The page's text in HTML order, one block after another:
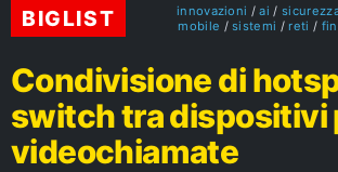
BIGLIST innovazioni ai
mobile
sistemi reti
Condivisione di
switch tra dispositivi
videochiamate